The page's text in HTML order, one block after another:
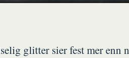
glitter sier fest mer enn